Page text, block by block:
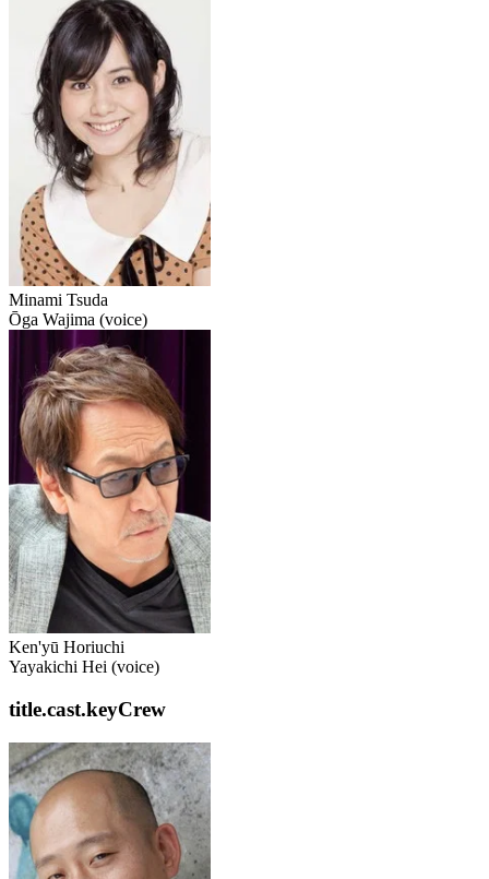
Minami Tsuda
Ōga Wajima (voice)
Ken'yū Horiuchi
Yayakichi Hei (voice)
title.cast.keyCrew